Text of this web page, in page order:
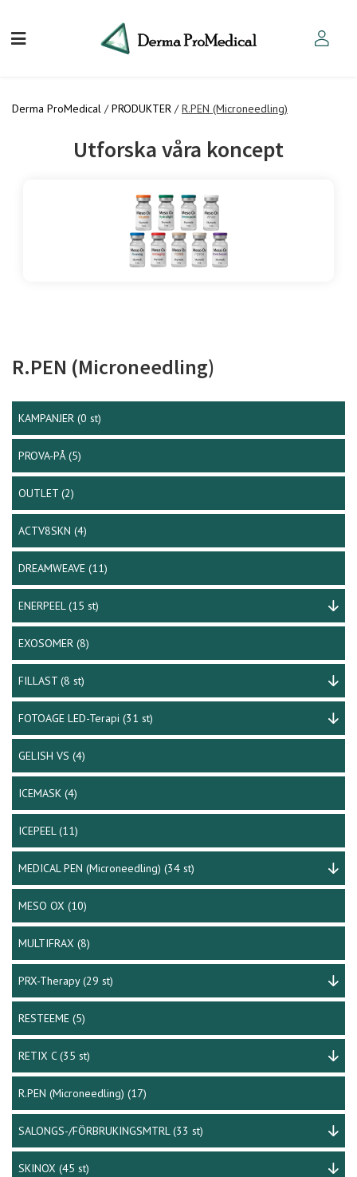
Derma ProMedical /PRODUKTER /R.PEN (Microneedling)
Utforska våra koncept
R.PEN (Microneedling)
KAMPANJER (0 st)
PROVA-PÅ(5)
OUTLET(2)
ACTV8SKN(4)
DREAMWEAVE(11)
ENERPEEL (15 st)
EXOSOMER(8)
FILLAST (8 st)
FOTOAGE LED-Terapi (31 st)
GELISH VS(4)
ICEMASK(4)
ICEPEEL(11)
MEDICAL PEN (Microneedling) (34 st)
MESO OX(10)
MULTIFRAX(8)
PRX-Therapy (29 st)
RESTEEME(5)
RETIX C (35 st)
R.PEN (Microneedling)(17)
SALONGS-/FÖRBRUKINGSMTRL (33 st)
SKINOX (45 st)